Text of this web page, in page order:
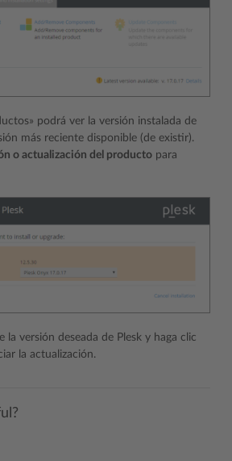
podrá ver la versión instalada de
más reciente disponible (de existir).
o actualización del producto para
la versión deseada de Plesk y haga clic
la actualización.